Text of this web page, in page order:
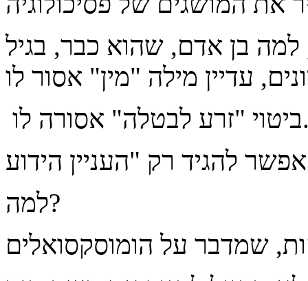
למה בן אדם, שהוא כבר, בגיל
אסורה לו.
למה?